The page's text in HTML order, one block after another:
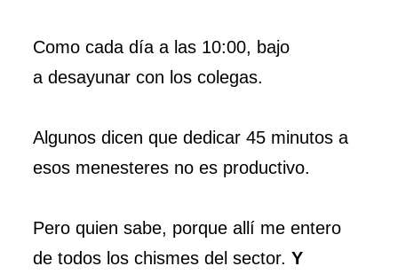
Como cada día a las 10:00, bajo
a desayunar con los colegas.
Algunos dicen que dedicar 45 minutos a
esos menesteres no es productivo.
Pero quien sabe, porque allí me entero
de todos los chismes del sector.Y